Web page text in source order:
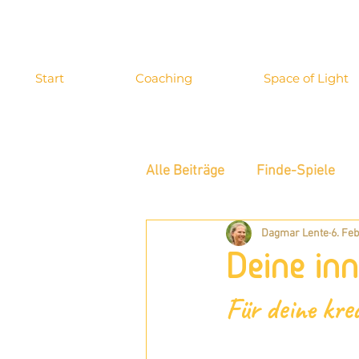
Start Coaching Space of Light
Alle Beiträge Finde-Spiele
Energiewahrnehmung
Blog-Archiv Allgemeines
Deine
Dagmar Lente 6.
Für deine